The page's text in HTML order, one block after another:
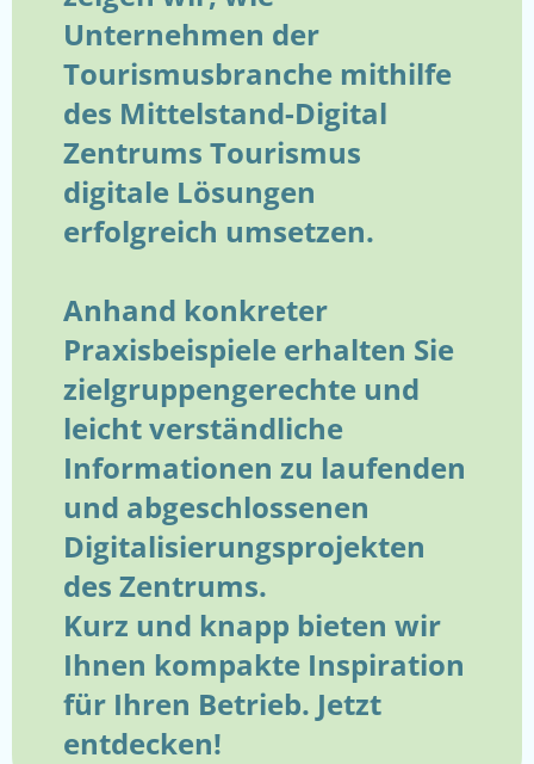
Unternehmen der
Tourismusbranche mithilfe
des Mittelstand-Digital
Zentrums Tourismus
digitale Lösungen
erfolgreich umsetzen.
Anhand konkreter
Praxisbeispiele erhalten Sie
zielgruppengerechte und
leicht verständliche
Informationen zu laufenden
und abgeschlossenen
Digitalisierungsprojekten
des Zentrums.
Kurz und knapp bieten wir
Ihnen kompakte Inspiration
für Ihren Betrieb. Jetzt
entdecken!